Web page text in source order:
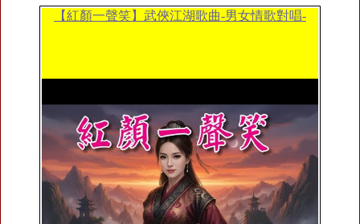
【紅顏一聲笑】武俠江湖歌曲-男女情歌對唱-